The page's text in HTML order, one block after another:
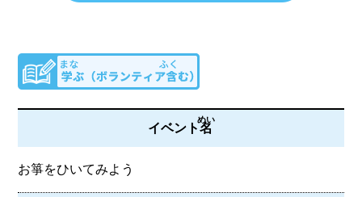
イベント名
めい
お箏をひいてみよう